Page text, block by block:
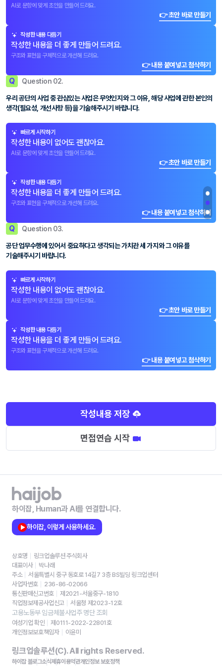
AI로 문항에 맞게 초안을 만들어 드려요.
👉 초안 바로 만들기
작성한 내용 다듬기
작성한 내용을 더 좋게 만들어 드려요.
구조와 표현을 구체적으로 개선해 드려요.
👉 내용 붙여넣고 첨삭하기
Q Question 02.
우리 공단의 사업 중 관심있는 사업은 무엇인지와 그 이유, 해당 사업에 관한 본인의
생각(필요성, 개선사항 등)을 기술해주시기 바랍니다.
빠르게 시작하기
작성한 내용이 없어도 괜찮아요.
AI로 문항에 맞게 초안을 만들어 드려요.
👉 초안 바로 만들기
작성한 내용 다듬기
작성한 내용을 더 좋게 만들어 드려요.
구조와 표현을 구체적으로 개선해 드려요.
👉 내용 붙여넣고 첨삭하기
Q Question 03.
공단 업무수행에 있어서 중요하다고 생각되는 가치관 세 가지와 그 이유를
기술해주시기 바랍니다.
빠르게 시작하기
작성한 내용이 없어도 괜찮아요.
AI로 문항에 맞게 초안을 만들어 드려요.
👉 초안 바로 만들기
작성한 내용 다듬기
작성한 내용을 더 좋게 만들어 드려요.
구조와 표현을 구체적으로 개선해 드려요.
👉 내용 붙여넣고 첨삭하기
작성내용 저장
면접연습 시작
하이잡, Human과 AI를 연결합니다.
하이잡, 이렇게 사용하세요.
상호명
링크업솔루션 주식회사
대표이사
박나래
주소
서울특별시 중구 동호로 14길7 3층 BS빌딩 링크업센터
사업자번호
236-86-02066
통신판매신고번호
제2021-서울중구-1810
직업정보제공사업신고
서울청 제2023-12호
고용노동부 임금체불사업주 명단 조회
여성기업 확인
제0111-2022-22801호
개인정보보호책임자
이윤미
링크업솔루션(C). All rights Reserved.
하이잡 블로그소식제휴이용약관개인정보 보호정책